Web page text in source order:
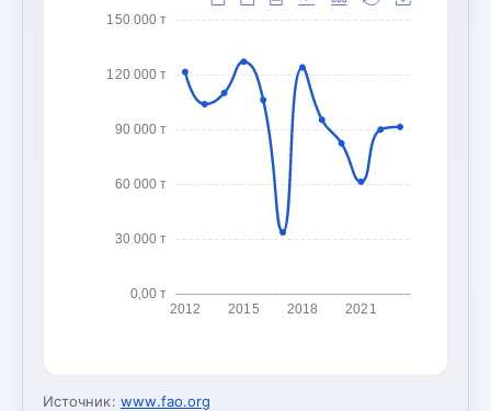
0,00 т
30 000 т
60 000 т
90 000 т
120 000 т
150 000 т
2012 2015 2018 2021
Источник: www.fao.org